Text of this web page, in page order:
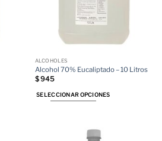
ALCOHOLES
Alcohol 70% Eucaliptado – 10 Litros
$945
SELECCIONAR OPCIONES